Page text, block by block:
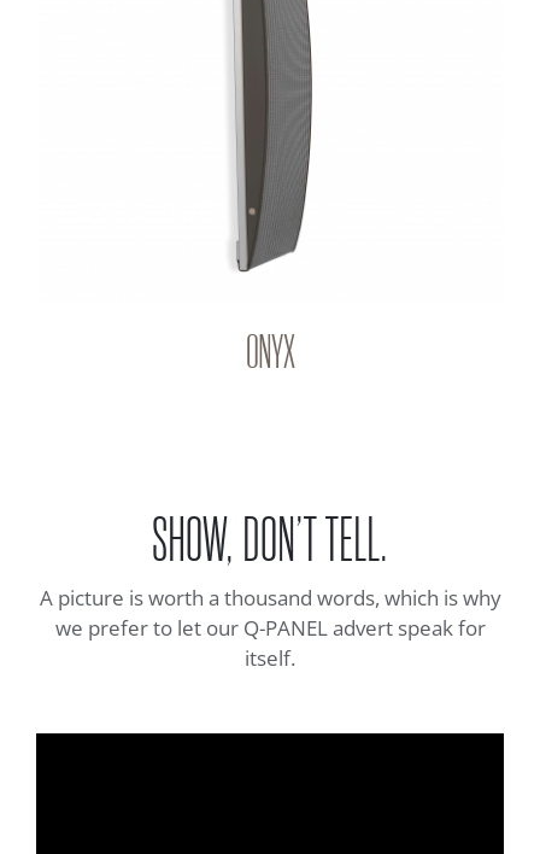
ONYX
ONYX
SHOW, DON’T TELL.
A picture is worth a thousand words, which is why
we prefer to let our Q-PANEL advert speak for
itself.